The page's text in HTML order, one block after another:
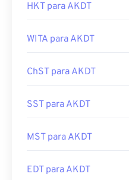
HKT para AKDT
WITA para AKDT
ChST para AKDT
SST para AKDT
MST para AKDT
EDT para AKDT